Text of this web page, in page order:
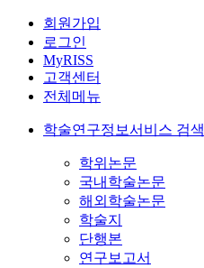
회원가입
로그인
MyRISS
고객센터
전체메뉴
학술연구정보서비스 검색
학위논문
국내학술논문
해외학술논문
학술지
단행본
연구보고서